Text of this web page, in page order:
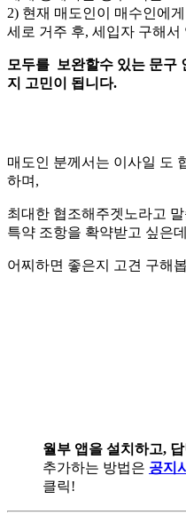
2) 현재 매도인이 매수인에
세로 거주 후, 세입자 구해서
모두를 보완할수 있는 문구
지 고민이 됩니다.
매도인 분께서는 이사일 도
하며,
최대한 협조해주겟노라고
특약 조항을 확약받고 싶은
어찌하면 좋은지 고견 구해
월부 앱을 설치하고,
추가하는 방법은 공지
클릭!